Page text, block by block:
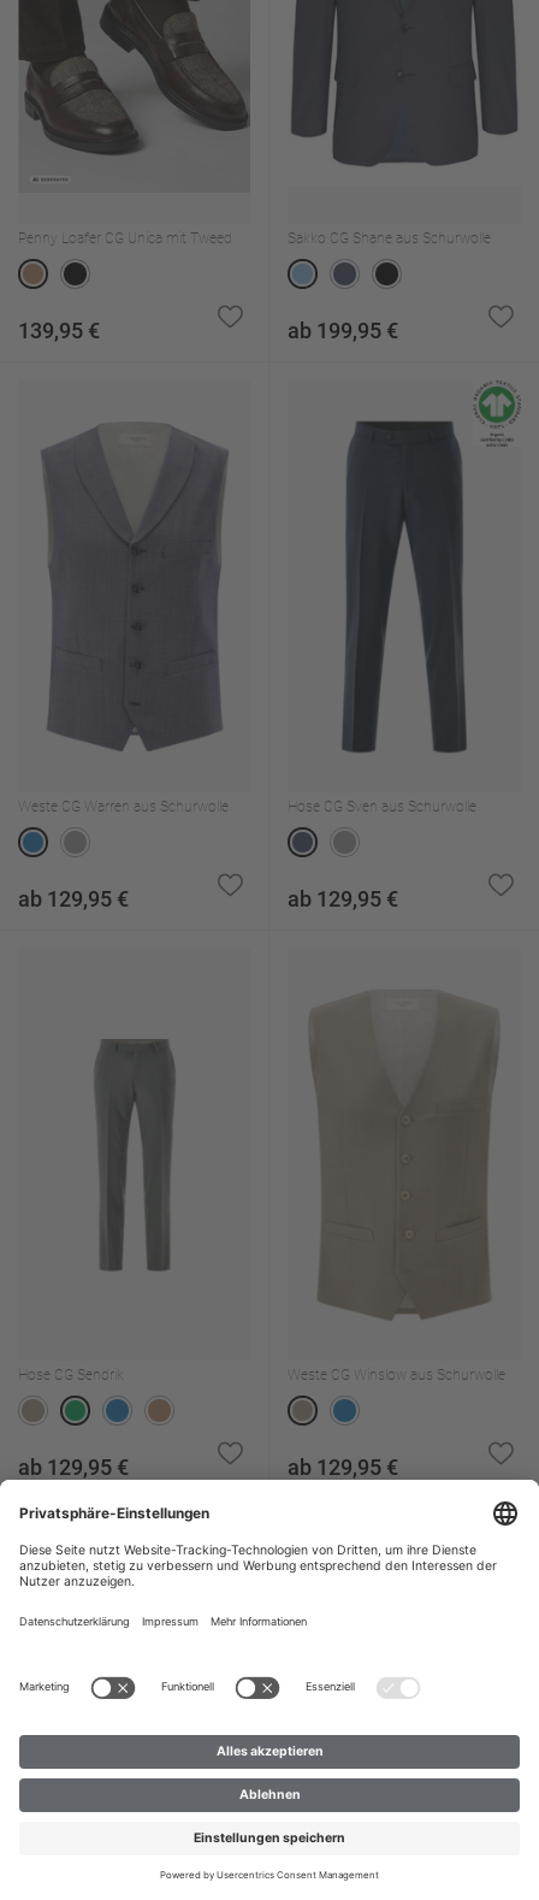
Penny Loafer CG Unica mit Tweed
139,95 €
Sakko CG Shane aus Schurwolle
ab 199,95 €
Weste CG Warren aus Schurwolle
ab 129,95 €
Hose CG Sven aus Schurwolle
ab 129,95 €
Hose CG Sendrik
ab 129,95 €
Weste CG Winslow aus Schurwolle
ab 129,95 €